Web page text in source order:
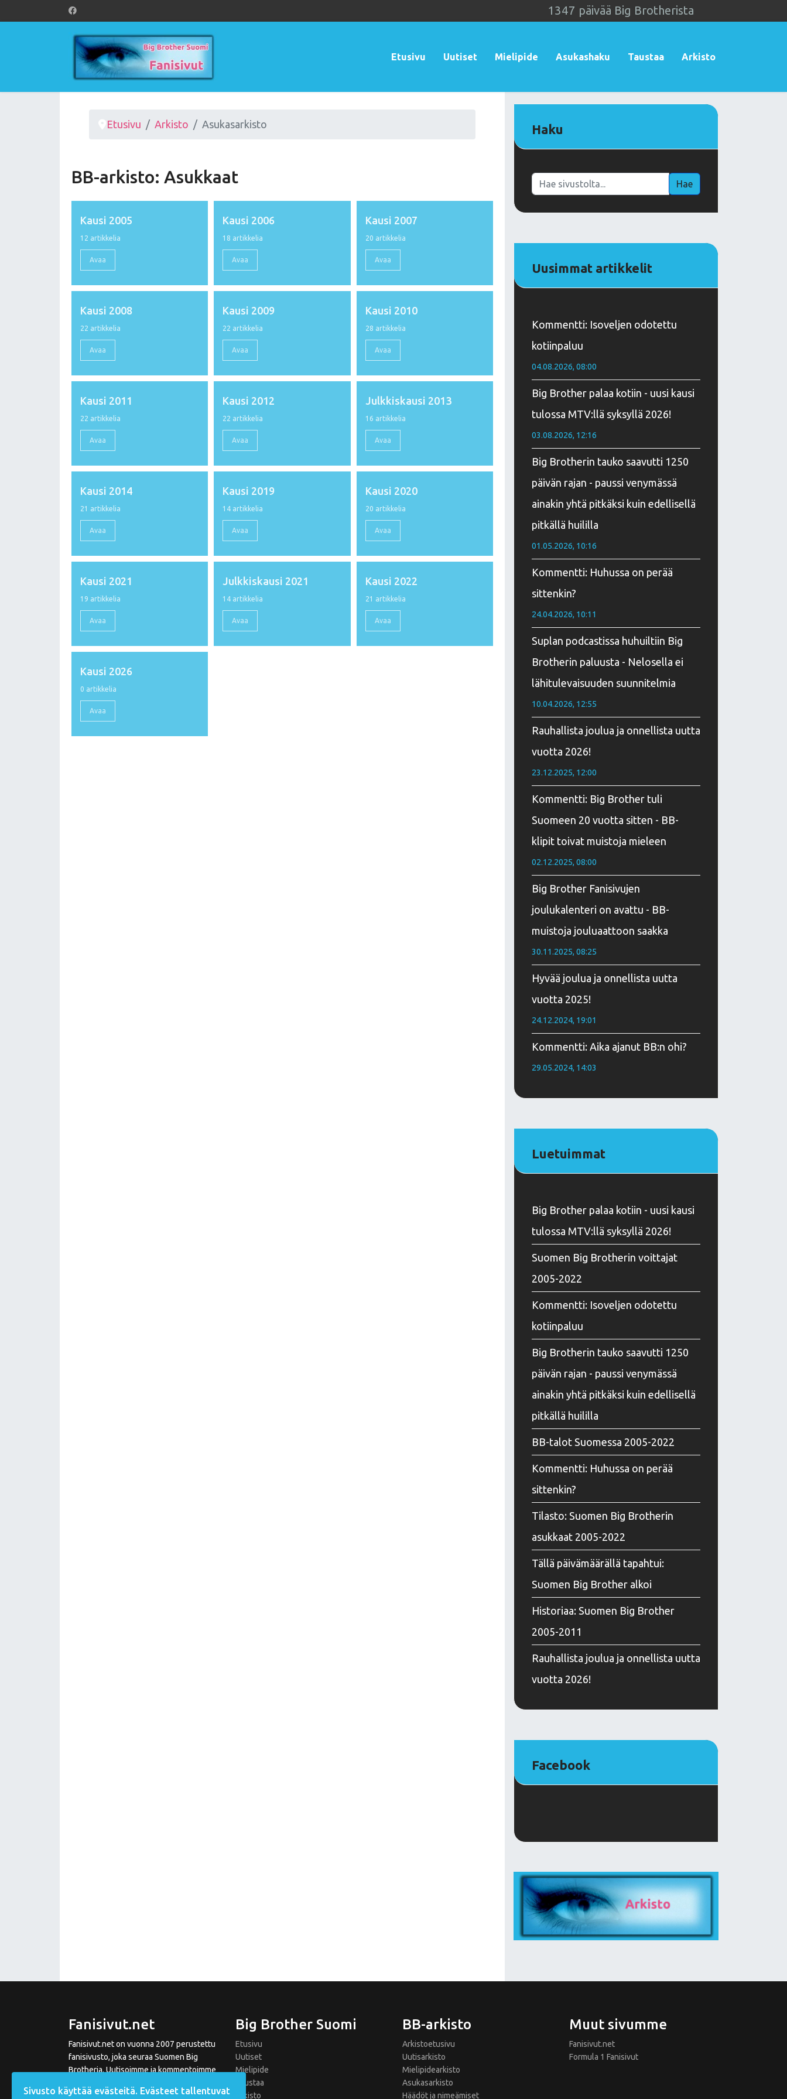
1 347 päivää Big Brotherista
Etusivu Uutiset Mielipide Asukashaku Taustaa Arkisto
Etusivu Arkisto Asukasarkisto
BB-arkisto: Asukkaat
Kausi 2005
12 artikkelia
Avaa
Kausi 2006
18 artikkelia
Avaa
Kausi 2007
20 artikkelia
Avaa
Kausi 2008
22 artikkelia
Avaa
Kausi 2009
22 artikkelia
Avaa
Kausi 2010
28 artikkelia
Avaa
Kausi 2011
22 artikkelia
Avaa
Kausi 2012
22 artikkelia
Avaa
Julkkiskausi 2013
16 artikkelia
Avaa
Kausi 2014
21 artikkelia
Avaa
Kausi 2019
14 artikkelia
Avaa
Kausi 2020
20 artikkelia
Avaa
Kausi 2021
19 artikkelia
Avaa
Julkkiskausi 2021
14 artikkelia
Avaa
Kausi 2022
21 artikkelia
Avaa
Kausi 2026
0 artikkelia
Avaa
Haku
Haku Hae
Uusimmat artikkelit
Kommentti: Isoveljen odotettu
kotiinpaluu
04.08.2026, 08:00
Big Brother palaa kotiin - uusi kausi
tulossa MTV:llä syksyllä 2026!
03.08.2026, 12:16
Big Brotherin tauko saavutti 1250
päivän rajan - paussi venymässä
ainakin yhtä pitkäksi kuin edellisellä
pitkällä huililla
01.05.2026, 10:16
Kommentti: Huhussa on perää
sittenkin?
24.04.2026, 10:11
Suplan podcastissa huhuiltiin Big
Brotherin paluusta - Nelosella ei
lähitulevaisuuden suunnitelmia
10.04.2026, 12:55
Rauhallista joulua ja onnellista uutta
vuotta 2026!
23.12.2025, 12:00
Kommentti: Big Brother tuli
Suomeen 20 vuotta sitten - BB-
klipit toivat muistoja mieleen
02.12.2025, 08:00
Big Brother Fanisivujen
joulukalenteri on avattu - BB-
muistoja jouluaattoon saakka
30.11.2025, 08:25
Hyvää joulua ja onnellista uutta
vuotta 2025!
24.12.2024, 19:01
Kommentti: Aika ajanut BB:n ohi?
29.05.2024, 14:03
Luetuimmat
Big Brother palaa kotiin - uusi kausi
tulossa MTV:llä syksyllä 2026!
Suomen Big Brotherin voittajat
2005-2022
Kommentti: Isoveljen odotettu
kotiinpaluu
Big Brotherin tauko saavutti 1250
päivän rajan - paussi venymässä
ainakin yhtä pitkäksi kuin edellisellä
pitkällä huililla
BB-talot Suomessa 2005-2022
Kommentti: Huhussa on perää
sittenkin?
Tilasto: Suomen Big Brotherin
asukkaat 2005-2022
Tällä päivämäärällä tapahtui:
Suomen Big Brother alkoi
Historiaa: Suomen Big Brother
2005-2011
Rauhallista joulua ja onnellista uutta
vuotta 2026!
Facebook
Fanisivut.net
Fanisivut.net on vuonna 2007 perustettu
fanisivusto, joka seuraa Suomen Big
Brotheria. Uutisoimme ja kommentoimme
aikana kuin niiden välissä. Sivustoltamme
Big Brother Suomi
Etusivu
Uutiset
Mielipide
Taustaa
Arkisto
BB-arkisto
Arkistoetusivu
Uutisarkisto
Mielipidearkisto
Asukasarkisto
Häädöt ja nimeämiset
Muut sivumme
Fanisivut.net
Formula 1 Fanisivut
Sivusto käyttää evästeitä. Evästeet tallentuvat